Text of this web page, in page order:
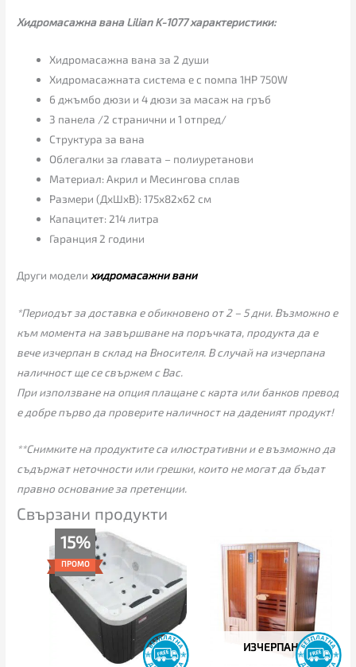
Хидромасажна вана Lilian K-1077 характеристики:
Хидромасажна вана за 2 души
Хидромасажната система е с помпа 1HP 750W
6 джъмбо дюзи и 4 дюзи за масаж на гръб
3 панела /2 странични и 1 отпред/
Структура за вана
Облегалки за главата – полиуретанови
Материал: Акрил и Месингова сплав
Размери (ДxШxВ): 175x82x62 см
Капацитет: 214 литра
Гаранция 2 години
Други модели хидромасажни вани
*Периодът за доставка е обикновено от 2 – 5 дни. Възможно е
към момента на завършване на поръчката, продукта да е
вече изчерпан в склад на Вносителя. В случай на изчерпана
наличност ще се свържем с Вас.
При използване на опция плащане с карта или банков превод
е добре първо да проверите наличност на даденият продукт!
**Снимките на продуктите са илюстративни и е възможно да
съдържат неточности или грешки, които не могат да бъдат
правно основание за претенции.
Свързани продукти
15%
ПРОМО
3,809.00€
through
4,265.00€
ИЗЧЕРПАН